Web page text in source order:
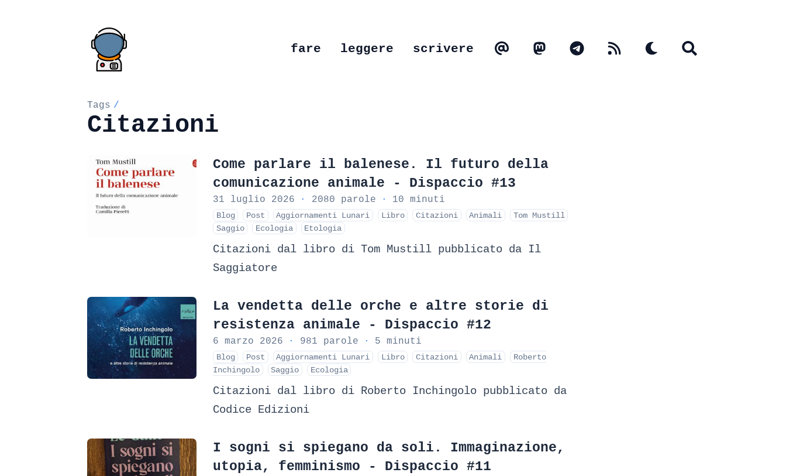
fare leggere scrivere
Tags /
Citazioni
Come parlare il balenese. Il futuro della
comunicazione animale - Dispaccio #13
31 luglio 2026 · 2080 parole · 10 minuti
Blog Post Aggiornamenti Lunari Libro Citazioni Animali
Tom Mustill
Saggio
Ecologia Etologia
Citazioni dal libro di Tom Mustill pubblicato da Il
Saggiatore
La vendetta delle orche e altre storie di
resistenza animale - Dispaccio #12
6 marzo 2026 · 981 parole · 5 minuti
Blog Post Aggiornamenti Lunari Libro Citazioni Animali
Roberto
Inchingolo
Saggio Ecologia
Citazioni dal libro di Roberto Inchingolo pubblicato da
Codice Edizioni
I sogni si spiegano da soli. Immaginazione,
utopia, femminismo - Dispaccio #11